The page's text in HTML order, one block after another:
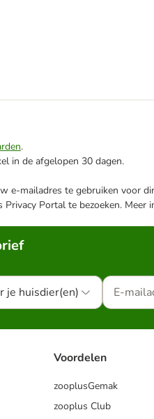
.
in de afgelopen 30 dagen.
e-mailadres te gebruiken voor
Portal te bezoeken. Meer
je huisdier(en)
Voordelen
zooplusGemak
zooplus Club